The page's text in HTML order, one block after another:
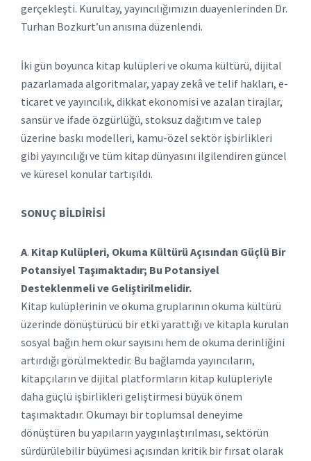
gerçekleşti. Kurultay, yayıncılığımızın duayenlerinden Dr.
Turhan Bozkurt’un anısına düzenlendi.
İki gün boyunca kitap kulüpleri ve okuma kültürü, dijital
pazarlamada algoritmalar, yapay zekâ ve telif hakları, e-
ticaret ve yayıncılık, dikkat ekonomisi ve azalan tirajlar,
sansür ve ifade özgürlüğü, stoksuz dağıtım ve talep
üzerine baskı modelleri, kamu-özel sektör işbirlikleri
gibi yayıncılığı ve tüm kitap dünyasını ilgilendiren güncel
ve küresel konular tartışıldı.
SONUÇ BİLDİRİSİ
A. Kitap Kulüpleri, Okuma Kültürü Açısından Güçlü Bir
Potansiyel Taşımaktadır; Bu Potansiyel
Desteklenmeli ve Geliştirilmelidir.
Kitap kulüplerinin ve okuma gruplarının okuma kültürü
üzerinde dönüştürücü bir etki yarattığı ve kitapla kurulan
sosyal bağın hem okur sayısını hem de okuma derinliğini
artırdığı görülmektedir. Bu bağlamda yayıncıların,
kitapçıların ve dijital platformların kitap kulüpleriyle
daha güçlü işbirlikleri geliştirmesi büyük önem
taşımaktadır. Okumayı bir toplumsal deneyime
dönüştüren bu yapıların yaygınlaştırılması, sektörün
sürdürülebilir büyümesi açısından kritik bir fırsat olarak